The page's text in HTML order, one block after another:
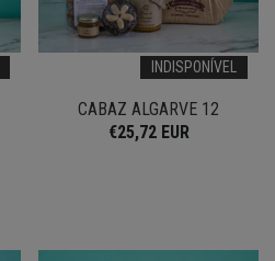
INDISPONÍVEL
CABAZ ALGARVE 12
€25,72 EUR